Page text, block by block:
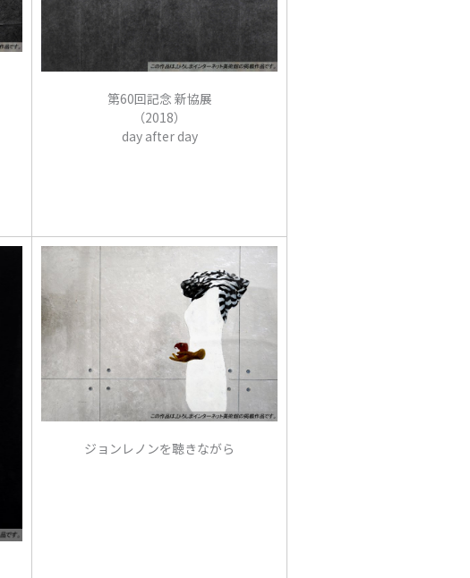
第60回記念 新協展
（2018）
day after day
ジョンレノンを聴きながら